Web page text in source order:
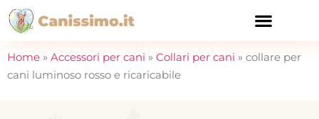
Home » Accessori per cani » Collari per cani » collare per
cani luminoso rosso e ricaricabile